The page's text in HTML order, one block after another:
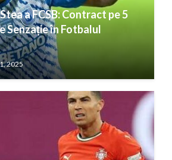
a FCSB: Contract pe 5
Senzație în Fotbalul
2025